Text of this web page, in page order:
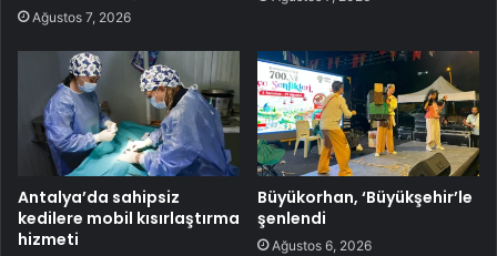
Ağustos 7, 2026
Antalya’da sahipsiz
kedilere mobil kısırlaştırma
hizmeti
Büyükorhan, ‘Büyükşehir’le
şenlendi
Ağustos 6, 2026